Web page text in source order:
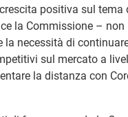
positiva sul tema
la Commissione – non
la necessità di
sul mercato a
la distanza con